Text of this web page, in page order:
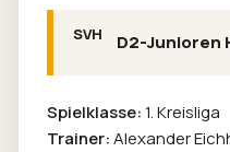
D2-Junioren
Spielklasse:1. Kreisliga
Trainer:Alexander